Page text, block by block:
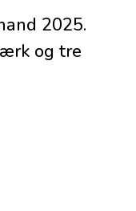
2025.
og tre